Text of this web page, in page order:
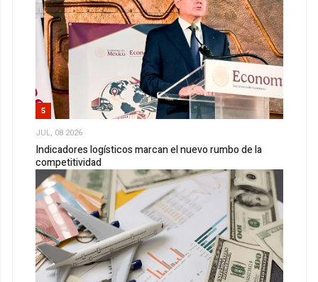
5
JUL, 08 2026
Indicadores logísticos marcan el nuevo rumbo de la
competitividad